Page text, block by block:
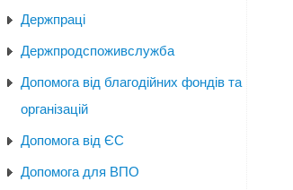
Держпраці
Держпродспоживслужба
Допомога від благодійних фондів та
організацій
Допомога від ЄС
Допомога для ВПО